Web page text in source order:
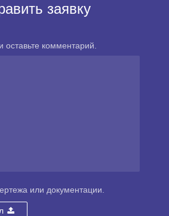
заявку
комментарий.
или документации.